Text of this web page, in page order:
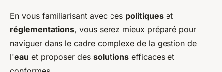
En vous familiarisant avec ces politiques et
réglementations, vous serez mieux préparé pour
naviguer dans le cadre complexe de la gestion de
l'eau et proposer des solutions efficaces et